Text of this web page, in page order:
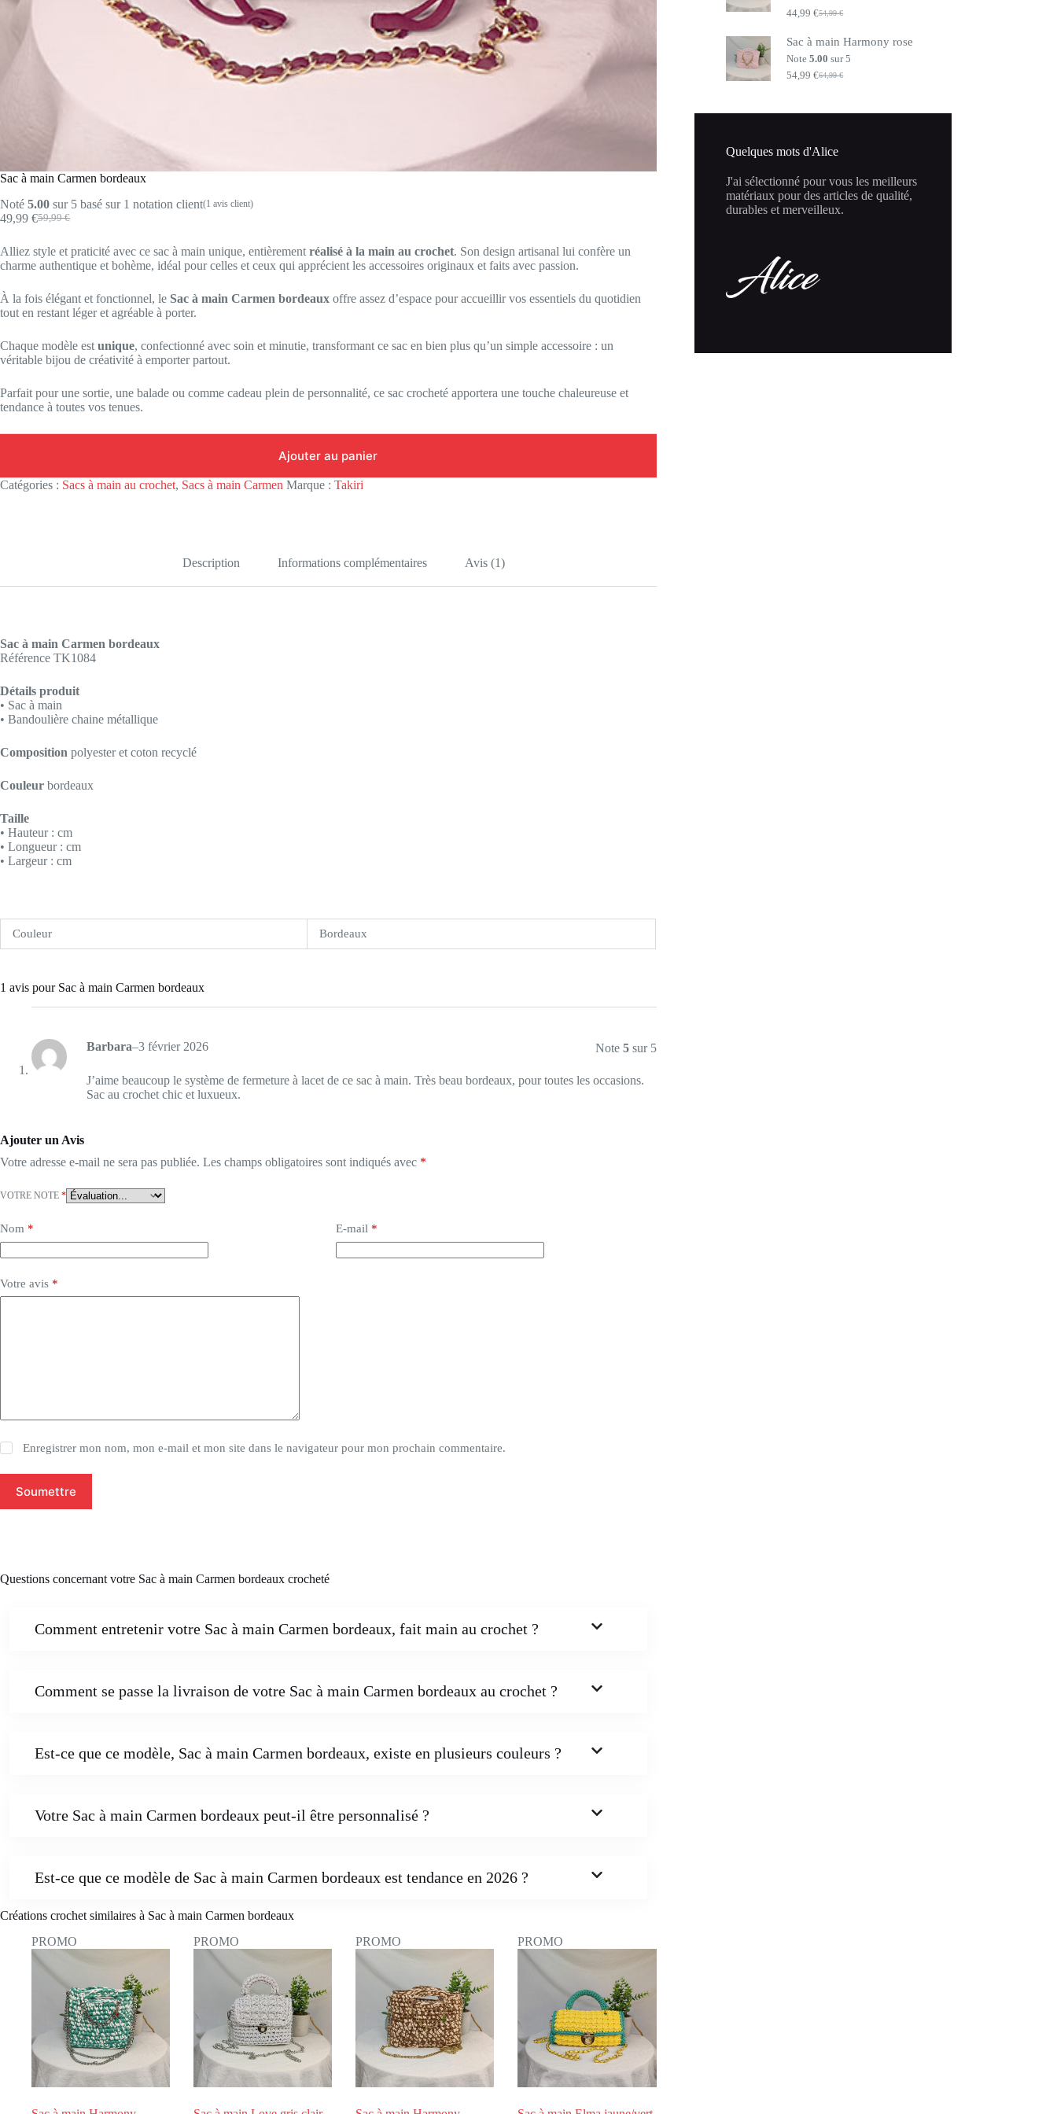
Sac à main Carmen bordeaux
Noté 5.00 sur 5 basé sur 1 notation client(1 avis client)
59,99€
Le
initial
était :
49,99 €Le
actuel
est :
Alliez style et praticité avec ce sac à main unique, entièrement réalisé à la main au crochet. Son design artisanal lui confère un
charme authentique et bohème, idéal pour celles et ceux qui apprécient les accessoires originaux et faits avec passion.
À la fois élégant et fonctionnel, le Sac à main Carmen bordeaux offre assez d’espace pour accueillir vos essentiels du quotidien
tout en restant léger et agréable à porter.
Chaque modèle est unique, confectionné avec soin et minutie, transformant ce sac en bien plus qu’un simple accessoire : un
véritable bijou de créativité à emporter partout.
Parfait pour une sortie, une balade ou comme cadeau plein de personnalité, ce sac crocheté apportera une touche chaleureuse et
tendance à toutes vos tenues.
Ajouter au panier
Catégories : Sacs à main au crochet, Sacs à main Carmen Marque : Takiri
Description Informations complémentaires Avis (1)
Sac à main Carmen bordeaux
Référence TK1084
Détails produit
• Sac à main
• Bandoulière chaine métallique
Composition polyester et coton recyclé
Couleur bordeaux
Taille
• Hauteur : cm
• Longueur : cm
• Largeur : cm
Couleur Bordeaux
1 avis pour Sac à main Carmen bordeaux
Note 5sur 5
Barbara–3 février 2026
J’aime beaucoup le système de fermeture à lacet de ce sac à main. Très beau bordeaux, pour toutes les occasions.
Sac au crochet chic et luxueux.
Ajouter un Avis
Votre adresse e-mail ne sera pas publiée. Les champs obligatoires sont indiqués avec *
VOTRE NOTE *
Nom * E-mail *
Votre avis *
Enregistrer mon nom, mon e-mail et mon site dans le navigateur pour mon prochain commentaire.
Soumettre
Questions concernant votre Sac à main Carmen bordeaux crocheté
Comment entretenir votre Sac à main Carmen bordeaux, fait main au crochet ?
Comment se passe la livraison de votre Sac à main Carmen bordeaux au crochet ?
Est-ce que ce modèle, Sac à main Carmen bordeaux, existe en plusieurs couleurs ?
Votre Sac à main Carmen bordeaux peut-il être personnalisé ?
Est-ce que ce modèle de Sac à main Carmen bordeaux est tendance en 2026 ?
Créations crochet similaires à Sac à main Carmen bordeaux
PROMO
PROMO PROMO PROMO
54,99€
Le
initial
était :
44,99€
Le
actuel
est :
Sac à main Harmony rose
Note5.00 sur 5
64,99€
Le
54,99€
Le
Quelques mots d'Alice
J'ai sélectionné pour vous les meilleurs
matériaux pour des articles de qualité,
durables et merveilleux.